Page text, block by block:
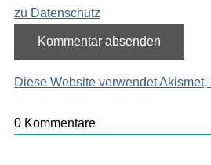
zu Datenschutz
Diese Website verwendet
0 Kommentare